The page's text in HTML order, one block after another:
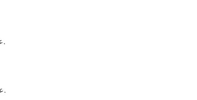
عندما يتم اتخاذ قرار دون الالتزام باللوائح والقوانين السارية.
عندما تقوم الجهة الإدارية باتخاذ قرار خارج نطاق اختصاصها.